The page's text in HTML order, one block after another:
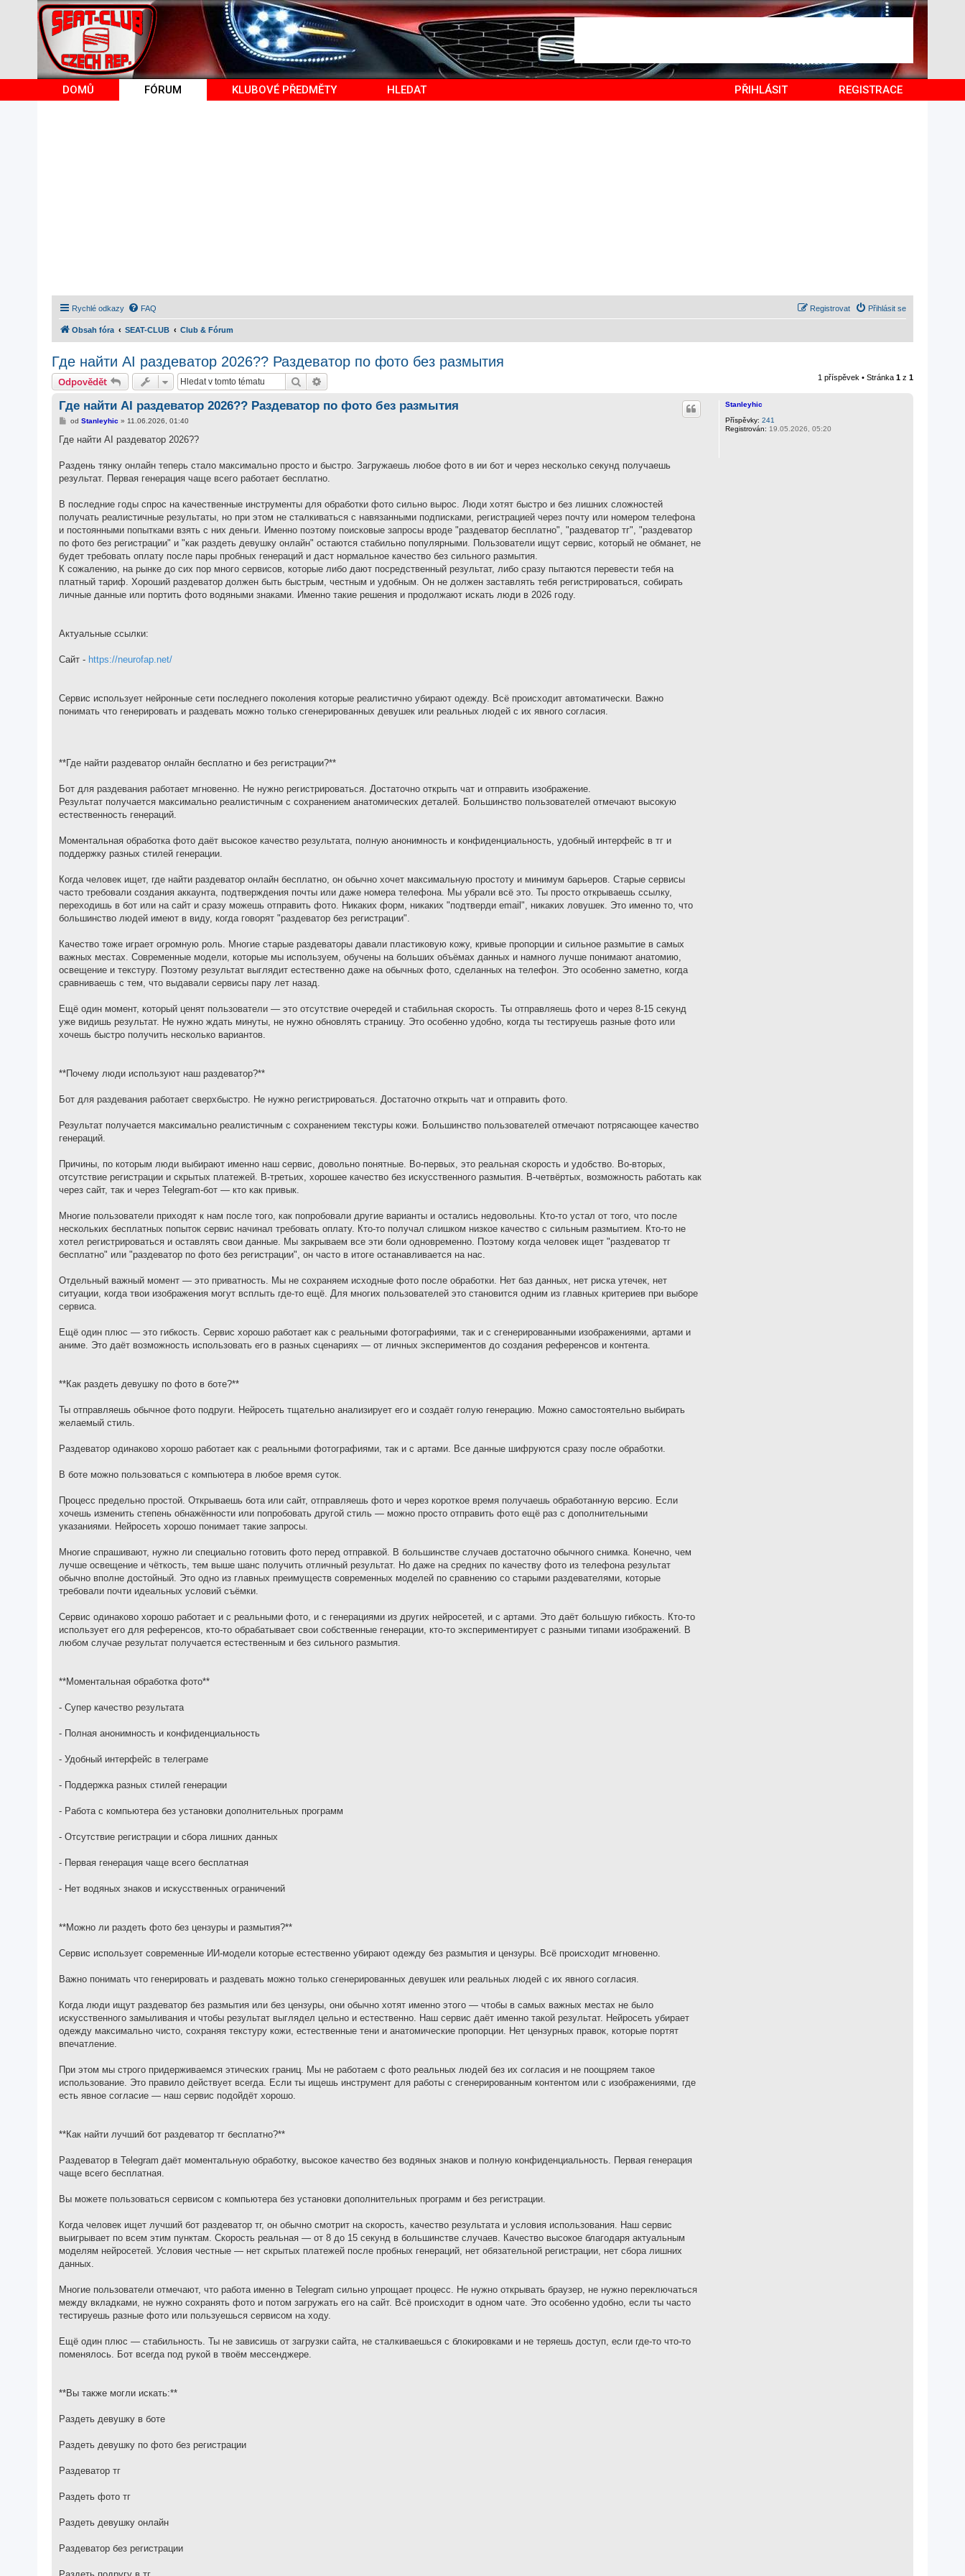
DOMŮ FÓRUM KLUBOVÉ PŘEDMĚTY HLEDAT PŘIHLÁSIT REGISTRACE
Rychlé odkazy FAQ Přihlásit se
Registrovat
Obsah fóra SEAT-CLUB Club & Fórum
Где найти AI раздеватор 2026?? Раздеватор по фото без размытия
Odpovědět Hledat 1 příspěvek • Stránka 1 z 1
Stanleyhic
Příspěvky: 241
Registrován: 19.05.2026, 05:20
Где найти AI раздеватор 2026?? Раздеватор по фото без размытия
P
í
s
ě
e
od Stanleyhic » 11.06.2026, 01:40
Где найти AI раздеватор 2026??
Раздень тянку онлайн теперь стало максимально просто и быстро. Загружаешь любое фото в ии бот и через несколько секунд получаешь
результат. Первая генерация чаще всего работает бесплатно.
В последние годы спрос на качественные инструменты для обработки фото сильно вырос. Люди хотят быстро и без лишних сложностей
получать реалистичные результаты, но при этом не сталкиваться с навязанными подписками, регистрацией через почту или номером телефона
и постоянными попытками взять с них деньги. Именно поэтому поисковые запросы вроде "раздеватор бесплатно", "раздеватор тг", "раздеватор
по фото без регистрации" и "как раздеть девушку онлайн" остаются стабильно популярными. Пользователи ищут сервис, который не обманет, не
будет требовать оплату после пары пробных генераций и даст нормальное качество без сильного размытия.
К сожалению, на рынке до сих пор много сервисов, которые либо дают посредственный результат, либо сразу пытаются перевести тебя на
платный тариф. Хороший раздеватор должен быть быстрым, честным и удобным. Он не должен заставлять тебя регистрироваться, собирать
личные данные или портить фото водяными знаками. Именно такие решения и продолжают искать люди в 2026 году.
Актуальные ссылки:
Сайт - https://neurofap.net/
Сервис использует нейронные сети последнего поколения которые реалистично убирают одежду. Всё происходит автоматически. Важно
понимать что генерировать и раздевать можно только сгенерированных девушек или реальных людей с их явного согласия.
**Где найти раздеватор онлайн бесплатно и без регистрации?**
Бот для раздевания работает мгновенно. Не нужно регистрироваться. Достаточно открыть чат и отправить изображение.
Результат получается максимально реалистичным с сохранением анатомических деталей. Большинство пользователей отмечают высокую
естественность генераций.
Моментальная обработка фото даёт высокое качество результата, полную анонимность и конфиденциальность, удобный интерфейс в тг и
поддержку разных стилей генерации.
Когда человек ищет, где найти раздеватор онлайн бесплатно, он обычно хочет максимальную простоту и минимум барьеров. Старые сервисы
часто требовали создания аккаунта, подтверждения почты или даже номера телефона. Мы убрали всё это. Ты просто открываешь ссылку,
переходишь в бот или на сайт и сразу можешь отправить фото. Никаких форм, никаких "подтверди email", никаких ловушек. Это именно то, что
большинство людей имеют в виду, когда говорят "раздеватор без регистрации".
Качество тоже играет огромную роль. Многие старые раздеваторы давали пластиковую кожу, кривые пропорции и сильное размытие в самых
важных местах. Современные модели, которые мы используем, обучены на больших объёмах данных и намного лучше понимают анатомию,
освещение и текстуру. Поэтому результат выглядит естественно даже на обычных фото, сделанных на телефон. Это особенно заметно, когда
сравниваешь с тем, что выдавали сервисы пару лет назад.
Ещё один момент, который ценят пользователи — это отсутствие очередей и стабильная скорость. Ты отправляешь фото и через 8-15 секунд
уже видишь результат. Не нужно ждать минуты, не нужно обновлять страницу. Это особенно удобно, когда ты тестируешь разные фото или
хочешь быстро получить несколько вариантов.
**Почему люди используют наш раздеватор?**
Бот для раздевания работает сверхбыстро. Не нужно регистрироваться. Достаточно открыть чат и отправить фото.
Результат получается максимально реалистичным с сохранением текстуры кожи. Большинство пользователей отмечают потрясающее качество
генераций.
Причины, по которым люди выбирают именно наш сервис, довольно понятные. Во-первых, это реальная скорость и удобство. Во-вторых,
отсутствие регистрации и скрытых платежей. В-третьих, хорошее качество без искусственного размытия. В-четвёртых, возможность работать как
через сайт, так и через Telegram-бот — кто как привык.
Многие пользователи приходят к нам после того, как попробовали другие варианты и остались недовольны. Кто-то устал от того, что после
нескольких бесплатных попыток сервис начинал требовать оплату. Кто-то получал слишком низкое качество с сильным размытием. Кто-то не
хотел регистрироваться и оставлять свои данные. Мы закрываем все эти боли одновременно. Поэтому когда человек ищет "раздеватор тг
бесплатно" или "раздеватор по фото без регистрации", он часто в итоге останавливается на нас.
Отдельный важный момент — это приватность. Мы не сохраняем исходные фото после обработки. Нет баз данных, нет риска утечек, нет
ситуации, когда твои изображения могут всплыть где-то ещё. Для многих пользователей это становится одним из главных критериев при выборе
сервиса.
Ещё один плюс — это гибкость. Сервис хорошо работает как с реальными фотографиями, так и с сгенерированными изображениями, артами и
аниме. Это даёт возможность использовать его в разных сценариях — от личных экспериментов до создания референсов и контента.
**Как раздеть девушку по фото в боте?**
Ты отправляешь обычное фото подруги. Нейросеть тщательно анализирует его и создаёт голую генерацию. Можно самостоятельно выбирать
желаемый стиль.
Раздеватор одинаково хорошо работает как с реальными фотографиями, так и с артами. Все данные шифруются сразу после обработки.
В боте можно пользоваться с компьютера в любое время суток.
Процесс предельно простой. Открываешь бота или сайт, отправляешь фото и через короткое время получаешь обработанную версию. Если
хочешь изменить степень обнажённости или попробовать другой стиль — можно просто отправить фото ещё раз с дополнительными
указаниями. Нейросеть хорошо понимает такие запросы.
Многие спрашивают, нужно ли специально готовить фото перед отправкой. В большинстве случаев достаточно обычного снимка. Конечно, чем
лучше освещение и чёткость, тем выше шанс получить отличный результат. Но даже на средних по качеству фото из телефона результат
обычно вполне достойный. Это одно из главных преимуществ современных моделей по сравнению со старыми раздевателями, которые
требовали почти идеальных условий съёмки.
Сервис одинаково хорошо работает и с реальными фото, и с генерациями из других нейросетей, и с артами. Это даёт большую гибкость. Кто-то
использует его для референсов, кто-то обрабатывает свои собственные генерации, кто-то экспериментирует с разными типами изображений. В
любом случае результат получается естественным и без сильного размытия.
**Моментальная обработка фото**
- Супер качество результата
- Полная анонимность и конфиденциальность
- Удобный интерфейс в телеграме
- Поддержка разных стилей генерации
- Работа с компьютера без установки дополнительных программ
- Отсутствие регистрации и сбора лишних данных
- Первая генерация чаще всего бесплатная
- Нет водяных знаков и искусственных ограничений
**Можно ли раздеть фото без цензуры и размытия?**
Сервис использует современные ИИ-модели которые естественно убирают одежду без размытия и цензуры. Всё происходит мгновенно.
Важно понимать что генерировать и раздевать можно только сгенерированных девушек или реальных людей с их явного согласия.
Когда люди ищут раздеватор без размытия или без цензуры, они обычно хотят именно этого — чтобы в самых важных местах не было
искусственного замыливания и чтобы результат выглядел цельно и естественно. Наш сервис даёт именно такой результат. Нейросеть убирает
одежду максимально чисто, сохраняя текстуру кожи, естественные тени и анатомические пропорции. Нет цензурных правок, которые портят
впечатление.
При этом мы строго придерживаемся этических границ. Мы не работаем с фото реальных людей без их согласия и не поощряем такое
использование. Это правило действует всегда. Если ты ищешь инструмент для работы с сгенерированным контентом или с изображениями, где
есть явное согласие — наш сервис подойдёт хорошо.
**Как найти лучший бот раздеватор тг бесплатно?**
Раздеватор в Telegram даёт моментальную обработку, высокое качество без водяных знаков и полную конфиденциальность. Первая генерация
чаще всего бесплатная.
Вы можете пользоваться сервисом с компьютера без установки дополнительных программ и без регистрации.
Когда человек ищет лучший бот раздеватор тг, он обычно смотрит на скорость, качество результата и условия использования. Наш сервис
выигрывает по всем этим пунктам. Скорость реальная — от 8 до 15 секунд в большинстве случаев. Качество высокое благодаря актуальным
моделям нейросетей. Условия честные — нет скрытых платежей после пробных генераций, нет обязательной регистрации, нет сбора лишних
данных.
Многие пользователи отмечают, что работа именно в Telegram сильно упрощает процесс. Не нужно открывать браузер, не нужно переключаться
между вкладками, не нужно сохранять фото и потом загружать его на сайт. Всё происходит в одном чате. Это особенно удобно, если ты часто
тестируешь разные фото или пользуешься сервисом на ходу.
Ещё один плюс — стабильность. Ты не зависишь от загрузки сайта, не сталкиваешься с блокировками и не теряешь доступ, если где-то что-то
поменялось. Бот всегда под рукой в твоём мессенджере.
**Вы также могли искать:**
Раздеть девушку в боте
Раздеть девушку по фото без регистрации
Раздеватор тг
Раздеть фото тг
Раздеть девушку онлайн
Раздеватор без регистрации